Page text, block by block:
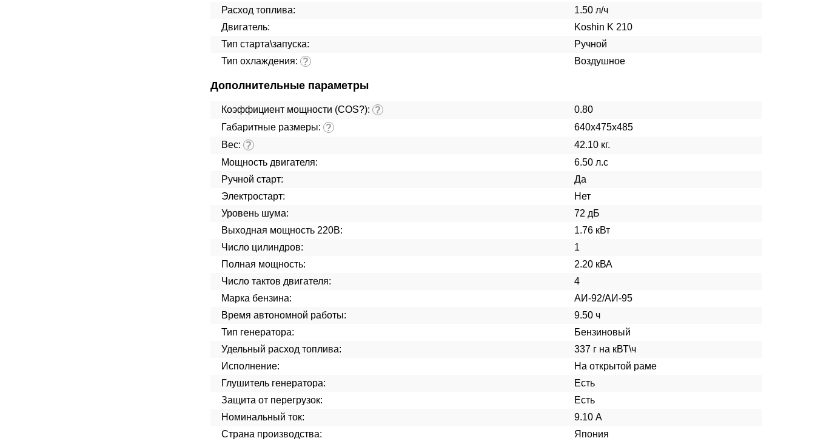
Расход топлива:
1.50 л/ч
Двигатель:
Koshin K 210
Тип старта\запуска:
Ручной
Тип охлаждения: ? Воздушное
Дополнительные параметры
Коэффициент мощности (COS?): ?
0.80
Габаритные размеры: ?
640x475x485
Вес: ?
42.10 кг.
Мощность двигателя:
6.50 л.с
Ручной старт:
Да
Электростарт:
Нет
Уровень шума:
72 дБ
Выходная мощность 220В:
1.76 кВт
Число цилиндров:
1
Полная мощность:
2.20 кВА
Число тактов двигателя:
4
Марка бензина:
АИ-92/АИ-95
Время автономной работы:
9.50 ч
Тип генератора:
Бензиновый
Удельный расход топлива:
337 г на кВТ\ч
Исполнение:
На открытой раме
Глушитель генератора:
Есть
Защита от перегрузок:
Есть
Номинальный ток:
9.10 А
Страна производства:
Япония